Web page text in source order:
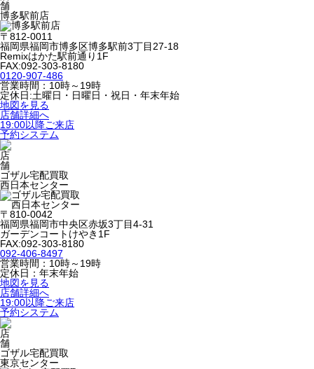
博多駅前店
〒812-0011
福岡県福岡市博多区博多駅前3丁目27-18
Remixはかた駅前通り1F
FAX:092-303-8180
0120-907-486
営業時間：10時～19時
定休日:土曜日・日曜日・祝日・年末年始
地図を見る
店舗詳細へ
19:00以降ご来店
予約システム
ゴザル宅配買取
西日本センター
〒810-0042
福岡県福岡市中央区赤坂3丁目4-31
ガーデンコートけやき1F
FAX:092-303-8180
092-406-8497
営業時間：10時～19時
定休日：年末年始
地図を見る
店舗詳細へ
19:00以降ご来店
予約システム
ゴザル宅配買取
東京センター